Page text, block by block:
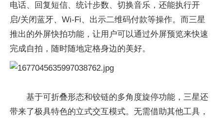
电话、回复短信、统计步数、切换音乐，还能执行开
启/关闭蓝牙、Wi-Fi、出示二维码付款等操作。而三星
推出的外屏快拍功能，让用户可以通过外屏预览来快速
完成自拍，随时随地定格身边的美好。
基于可折叠形态和铰链的多角度旋停功能，三星还
带来了极具特色的立式交互模式。无需借助其他工具，